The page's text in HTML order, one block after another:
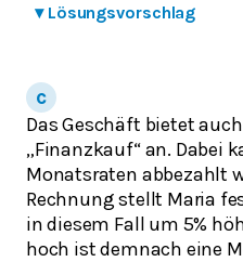
▾ Lösungsvorschlag
Das Geschäft bietet
„Finanzkauf“ an. Dabei
Monatsraten abbezahlt
Rechnung stellt Maria
in diesem Fall um 5%
hoch ist demnach eine